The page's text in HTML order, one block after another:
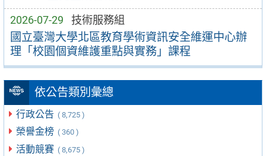
2026-07-29 技術服務組
國立臺灣大學北區教育學術資訊安全維運中心辦
理「校園個資維護重點與實務」課程
依公告類別彙總
行政公告 ( 8,725 )
榮譽金榜 ( 360 )
活動競賽 ( 8,675 )